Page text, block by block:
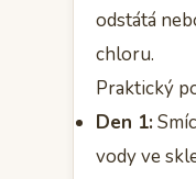
odstátá
chloru.
Praktický
Den 1:
vody ve